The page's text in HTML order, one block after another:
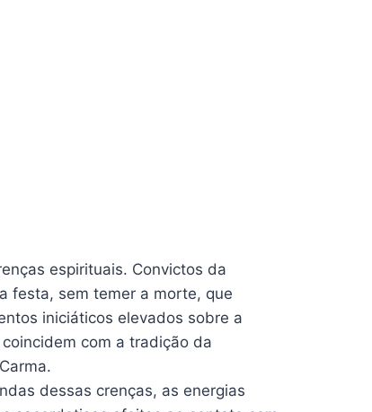
espirituais. Convictos da
festa, sem temer a morte, que
iniciáticos elevados sobre a
com a tradição da
dessas crenças, as energias